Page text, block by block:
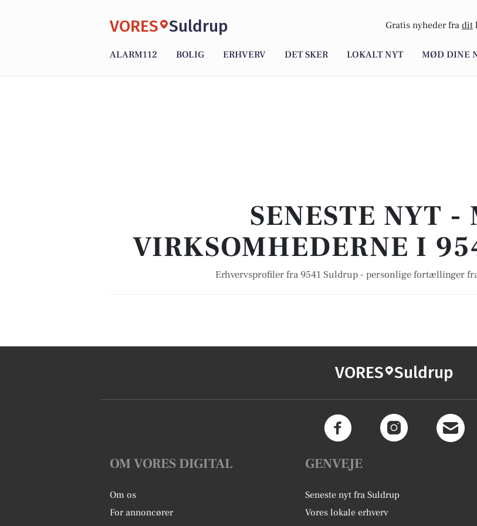
VORES Suldrup Gratis nyheder fra dit
ALARM112 BOLIG ERHVERV DET SKER LOKALT NYT MØD DINE
SENESTE NYT -
VIRKSOMHEDERNE I
Erhvervsprofiler fra 9541 Suldrup - personlige fortællinger
VORES Suldrup
OM VORES DIGITAL
Om os
For annoncører
GENVEJE
Seneste nyt fra Suldrup
Vores lokale erhverv